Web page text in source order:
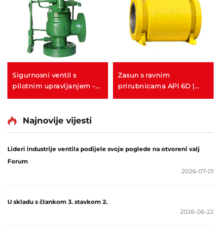
Sigurnosni ventil s
pilotnim upravljanjem -
Zasun s ravnim
prirubnicama API 6D |
Najnovije vijesti
Lideri industrije ventila podijele svoje poglede na otvoreni valj
Forum
2026-07-01
U skladu s člankom 3. stavkom 2.
2026-06-22